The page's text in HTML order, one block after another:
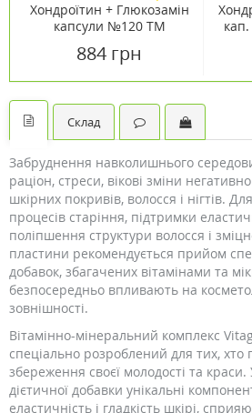
Хондроїтин + Глюкозамін
капсули №120 ТМ
884 грн
Склад
Забруднення навколишнього
раціон, стреси, вікові зміни
шкірних покривів, волосся і нігтів.
процесів старіння, підтримки
поліпшення структури волосся і
пластини рекомендується прийом
добавок, збагачених вітамінами та
безпосередньо впливають на
зовнішності.
Вітамінно-мінеральний комплекс
спеціально розроблений для тих, хто
збереження своєї молодості та краси.
дієтичної добавки унікальні
еластичність і гладкість шкірі,